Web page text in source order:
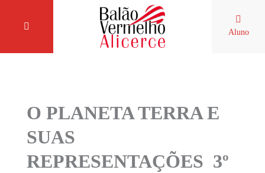
Aluno
O PLANETA TERRA E
SUAS
REPRESENTAÇÕES 3º